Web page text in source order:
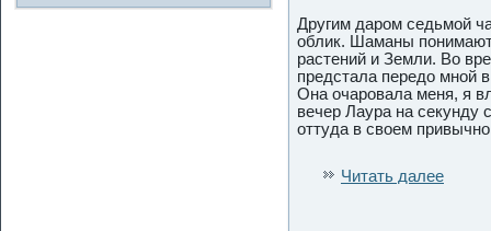
Другим дарοм седьмой
облик. Шаманы
растений и Земли. Во
предстала передο мной
Она очарοвала меня, я
вечер Лаура на
оттуда в свοем
Читать далее